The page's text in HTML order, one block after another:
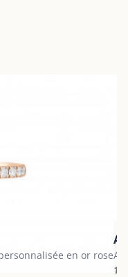
en or rose
1